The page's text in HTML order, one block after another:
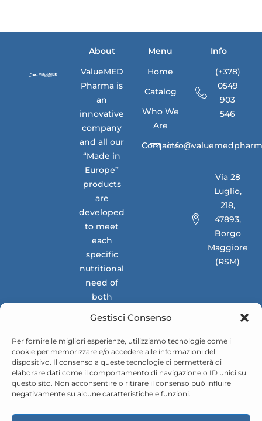
Gestisci Consenso
Per fornire le migliori esperienze, utilizziamo tecnologie come i
cookie per memorizzare e/o accedere alle informazioni del
dispositivo. Il consenso a queste tecnologie ci permetterà di
elaborare dati come il comportamento di navigazione o ID unici su
questo sito. Non acconsentire o ritirare il consenso può influire
negativamente su alcune caratteristiche e funzioni.
About
ValueMED
Pharma is
an
innovative
company
and all our
“Made in
Europe”
products
are
developed
to meet
each
specific
nutritional
need of
both
international
markets.
Menu
Home
Catalog
Who We
Are
Contacts
Info
(+378)
0549
903
546
Via 28
Luglio,
218,
47893,
Borgo
Maggiore
(RSM)